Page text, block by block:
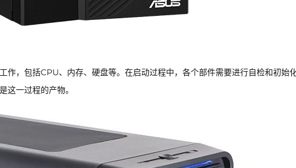
作，包括CPU、内存、硬盘等。在启动过程中，各个部件需要进行自检和初始
这一过程的产物。